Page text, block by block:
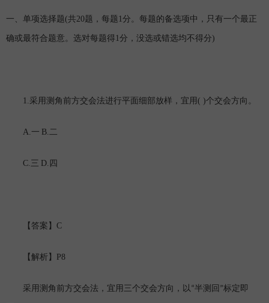
一、单项选择题(共20题，每题1分。每题的备选项中，只有一个最正
确或最符合题意。选对每题得1分，没选或错选均不得分)
1.采用测角前方交会法进行平面细部放样，宜用( )个交会方向。
A.一 B.二
C.三 D. 四
【答案】 C
【解析】 P8
采用测角前方交会法，宜用三个交会方向，以“半测回”标定即